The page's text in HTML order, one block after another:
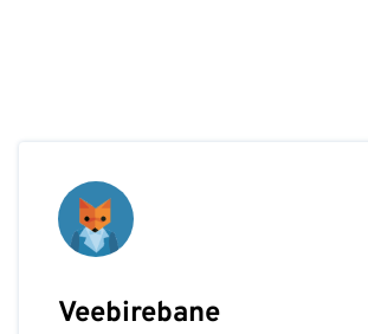
Veebirebane